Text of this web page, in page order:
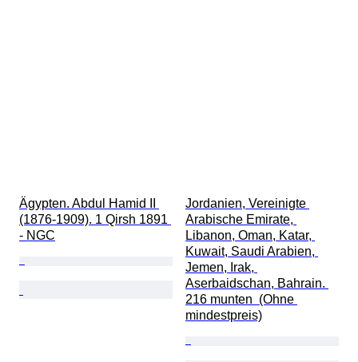
Ägypten. Abdul Hamid II
(1876-1909). 1 Qirsh 1891
- NGC
Jordanien, Vereinigte
Arabische Emirate,
Libanon, Oman, Katar,
Kuwait, Saudi Arabien,
Jemen, Irak,
Aserbaidschan, Bahrain.
216 munten  (Ohne
mindestpreis)